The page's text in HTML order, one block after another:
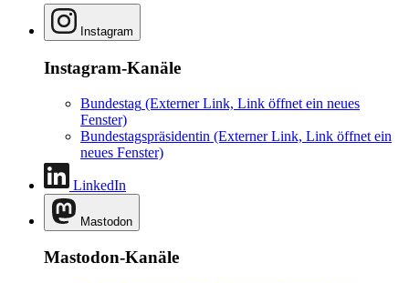
Instagram
Instagram-Kanäle
Bundestag (Externer Link, Link öffnet ein neues
Fenster)
Bundestagspräsidentin (Externer Link, Link öffnet ein
neues Fenster)
LinkedIn
Mastodon
Mastodon-Kanäle